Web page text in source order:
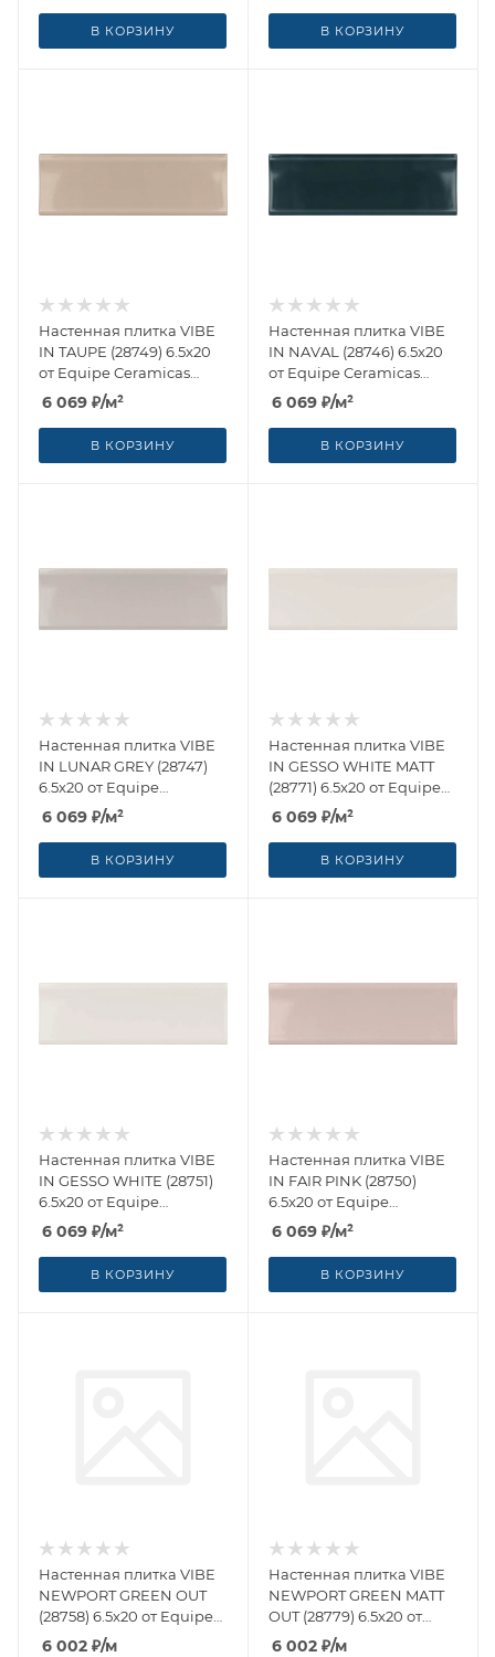
В КОРЗИНУ В КОРЗИНУ
Настенная плитка VIBE
IN TAUPE (28749) 6.5x20
от Equipe Ceramicas
(Испания)
6 069 ₽/м²
В КОРЗИНУ
Настенная плитка VIBE
IN NAVAL (28746) 6.5x20
от Equipe Ceramicas
(Испания)
6 069 ₽/м²
В КОРЗИНУ
Настенная плитка VIBE
IN LUNAR GREY (28747)
6.5x20 от Equipe
Ceramicas (Испания)
6 069 ₽/м²
В КОРЗИНУ
Настенная плитка VIBE
IN GESSO WHITE MATT
(28771) 6.5x20 от Equipe
Ceramicas (Испания)
6 069 ₽/м²
В КОРЗИНУ
Настенная плитка VIBE
IN GESSO WHITE (28751)
6.5x20 от Equipe
Ceramicas (Испания)
6 069 ₽/м²
В КОРЗИНУ
Настенная плитка VIBE
IN FAIR PINK (28750)
6.5x20 от Equipe
Ceramicas (Испания)
6 069 ₽/м²
В КОРЗИНУ
Настенная плитка VIBE
NEWPORT GREEN OUT
(28758) 6.5x20 от Equipe
Ceramicas (Испания)
6 002 ₽/м
Настенная плитка VIBE
NEWPORT GREEN MATT
OUT (28779) 6.5x20 от
Equipe Ceramicas
6 002 ₽/м